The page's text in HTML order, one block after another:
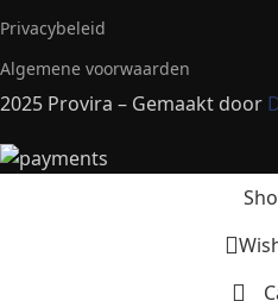
Privacybeleid
Algemene voorwaarden
2025 Provira – Gemaakt door